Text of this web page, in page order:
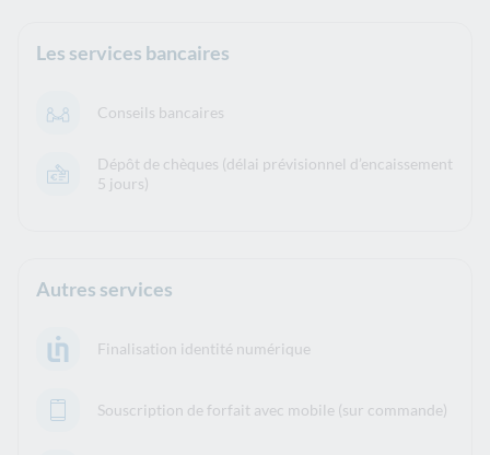
Les services bancaires
Conseils bancaires
Dépôt de chèques (délai prévisionnel d’encaissement
5 jours)
Autres services
Finalisation identité numérique
Souscription de forfait avec mobile (sur commande)